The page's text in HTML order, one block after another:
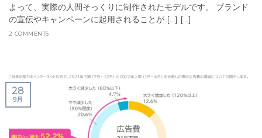
よって、実際の人間そっくりに制作されたモデルです。 ブランド
の宣伝やキャンペーンに起用されることが [...] [...]
2 COMMENTS
28
9月